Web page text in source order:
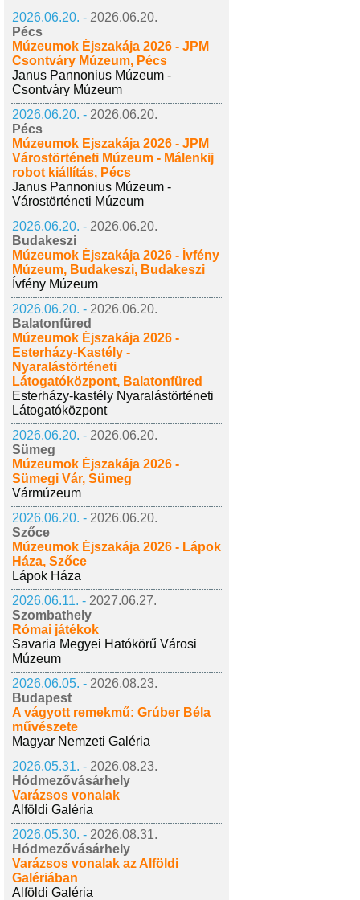
2026.06.20. - 2026.06.20.
Pécs
Múzeumok Éjszakája 2026 - JPM
Csontváry Múzeum, Pécs
Janus Pannonius Múzeum -
Csontváry Múzeum
2026.06.20. - 2026.06.20.
Pécs
Múzeumok Éjszakája 2026 - JPM
Várostörténeti Múzeum - Málenkij
robot kiállítás, Pécs
Janus Pannonius Múzeum -
Várostörténeti Múzeum
2026.06.20. - 2026.06.20.
Budakeszi
Múzeumok Éjszakája 2026 - Ívfény
Múzeum, Budakeszi, Budakeszi
Ívfény Múzeum
2026.06.20. - 2026.06.20.
Balatonfüred
Múzeumok Éjszakája 2026 -
Esterházy-Kastély -
Nyaralástörténeti
Látogatóközpont, Balatonfüred
Esterházy-kastély Nyaralástörténeti
Látogatóközpont
2026.06.20. - 2026.06.20.
Sümeg
Múzeumok Éjszakája 2026 -
Sümegi Vár, Sümeg
Vármúzeum
2026.06.20. - 2026.06.20.
Szőce
Múzeumok Éjszakája 2026 - Lápok
Háza, Szőce
Lápok Háza
2026.06.11. - 2027.06.27.
Szombathely
Római játékok
Savaria Megyei Hatókörű Városi
Múzeum
2026.06.05. - 2026.08.23.
Budapest
A vágyott remekmű: Grúber Béla
művészete
Magyar Nemzeti Galéria
2026.05.31. - 2026.08.23.
Hódmezővásárhely
Varázsos vonalak
Alföldi Galéria
2026.05.30. - 2026.08.31.
Hódmezővásárhely
Varázsos vonalak az Alföldi
Galériában
Alföldi Galéria